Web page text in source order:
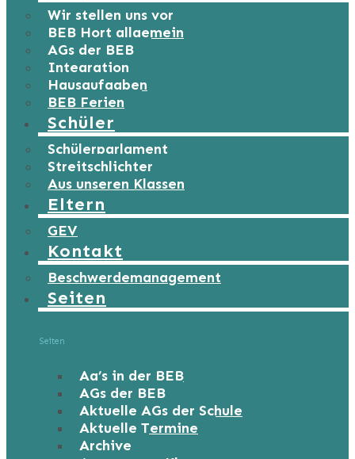
Wir stellen uns vor
BEB Hort allgemein
AGs der BEB
Integration
Hausaufgaben
BEB Ferien
Schüler
Schülerparlament
Streitschlichter
Aus unseren Klassen
Eltern
GEV
Kontakt
Beschwerdemanagement
Seiten
Seiten
Ag’s in der BEB
AGs der BEB
Aktuelle AGs der Schule
Aktuelle Termine
Archive